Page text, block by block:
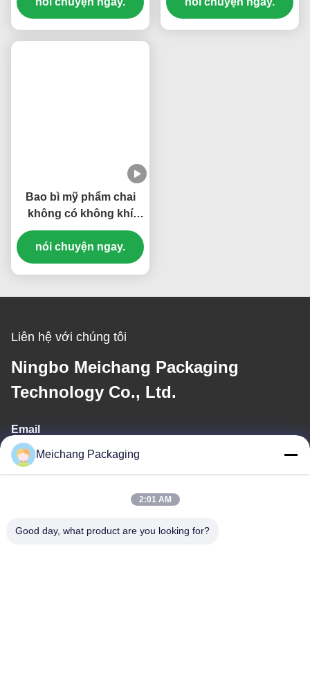
Meichang Packaging
2:01 AM
Good day, what product are you looking for?